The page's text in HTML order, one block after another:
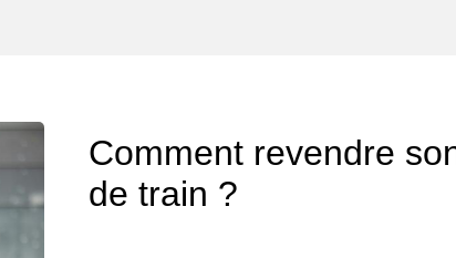
Comment revendre
de train ?